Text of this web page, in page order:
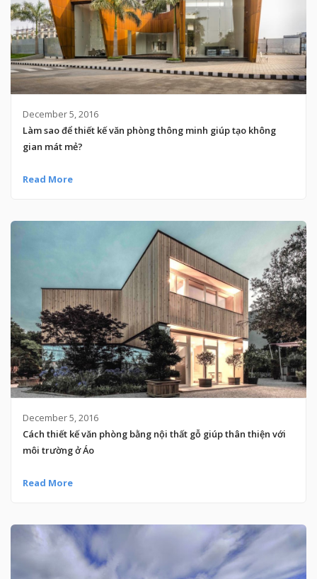
December 5, 2016
Làm sao để thiết kế văn phòng thông minh giúp tạo không
gian mát mẻ?
Read More
December 5, 2016
Cách thiết kế văn phòng bằng nội thất gỗ giúp thân thiện với
môi trường ở Áo
Read More